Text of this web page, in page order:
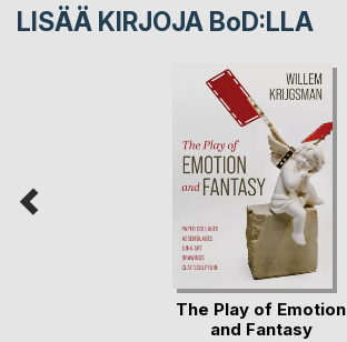
LISÄÄ KIRJOJA BoD:LLA
The Play of Emotion
and Fantasy